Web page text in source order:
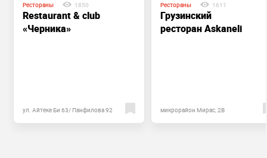
Рестораны 1850
Restaurant & club
«Черника»
ул. Айтеке Би 63/ Панфилова 92
Рестораны 1611
Грузинский
ресторан Askaneli
микрорайон Мирас, 2В